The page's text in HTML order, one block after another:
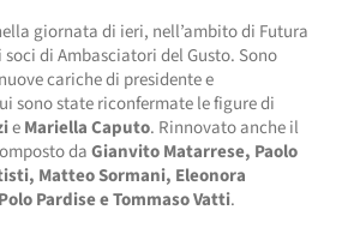
giornata di ieri, nell’ambito di Futura
soci di Ambasciatori del Gusto. Sono
cariche di presidente e
sono state riconfermate le figure di
eMariella Caputo. Rinnovato anche il
daGianvito Matarrese, Paolo
Matteo Sormani, Eleonora
Pardise e Tommaso Vatti.